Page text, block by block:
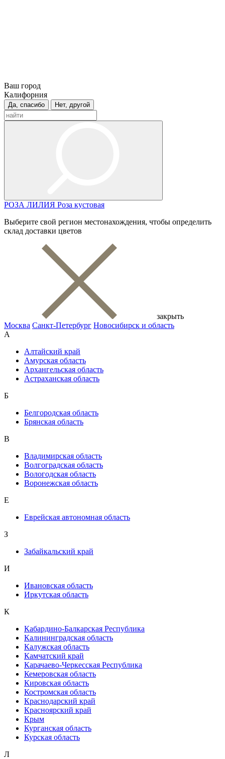
Ваш город
Калифорния
Да, спасибо Нет, другой
РОЗА ЛИЛИЯ Роза кустовая
Выберите свой регион местонахождения, чтобы определить
склад доставки цветов
закрыть
Москва Санкт-Петербург Новосибирск и область
А
Алтайский край
Амурская область
Архангельская область
Астраханская область
Б
Белгородская область
Брянская область
В
Владимирская область
Волгоградская область
Вологодская область
Воронежская область
Е
Еврейская автономная область
З
Забайкальский край
И
Ивановская область
Иркутская область
К
Кабардино-Балкарская Республика
Калининградская область
Калужская область
Камчатский край
Карачаево-Черкесская Республика
Кемеровская область
Кировская область
Костромская область
Краснодарский край
Красноярский край
Крым
Курганская область
Курская область
Л